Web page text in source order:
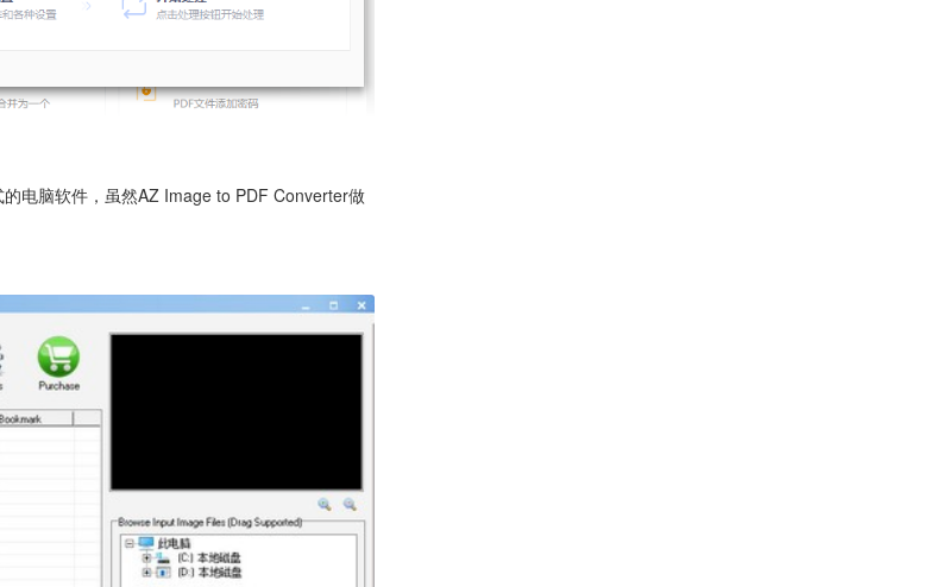
电脑软件，虽然AZ Image to PDF Converter做